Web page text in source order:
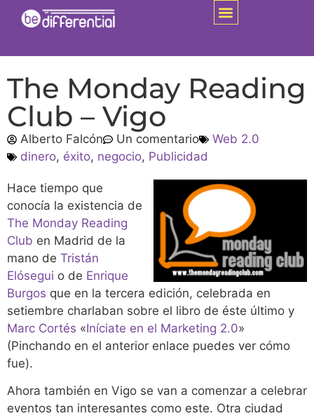
The Monday Reading
Club – Vigo
Alberto Falcón Un comentario
Web 2.0
dinero, éxito, negocio, Publicidad
Hace tiempo que
conocía la existencia de
The Monday Reading
Club en Madrid de la
mano de Tristán
Elósegui o de Enrique
Burgos que en la tercera edición, celebrada en
setiembre charlaban sobre el libro de éste último y
Marc Cortés «Iníciate en el Marketing 2.0»
(Pinchando en el anterior enlace puedes ver cómo
fue).
Ahora también en Vigo se van a comenzar a celebrar
eventos tan interesantes como este. Otra ciudad